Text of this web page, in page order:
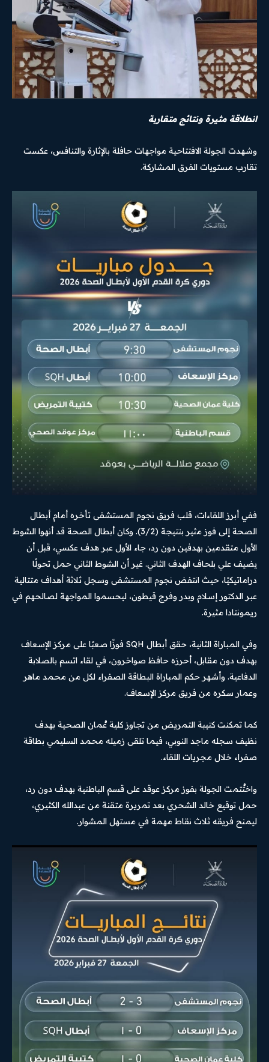
انطلاقة مثيرة ونتائج متقاربة
وشهدت الجولة الافتتاحية مواجهات حافلة بالإثارة والتنافس، عكست
تقارب مستويات الفرق المشاركة.
ففي أبرز اللقاءات، قلب فريق نجوم المستشفى تأخره أمام أبطال
الصحة إلى فوز مثير بنتيجة (3/2). وكان أبطال الصحة قد أنهوا الشوط
الأول متقدمين بهدفين دون رد، جاء الأول عبر هدف عكسي، قبل أن
يضيف علي بلحاف الهدف الثاني. غير أن الشوط الثاني حمل تحولًا
دراماتيكيًا، حيث انتفض نجوم المستشفى وسجل ثلاثة أهداف متتالية
عبر الدكتور إسلام وبدر وفرج قيطون، ليحسموا المواجهة لصالحهم في
ريمونتادا مثيرة.
وفي المباراة الثانية، حقق أبطال SQH فوزًا صعبًا على مركز الإسعاف
بهدف دون مقابل، أحرزه حافظ صواخرون، في لقاء اتسم بالصلابة
الدفاعية. وأشهر حكم المباراة البطاقة الصفراء لكل من محمد ماهر
وعمار سكره من فريق مركز الإسعاف.
كما تمكنت كتيبة التمريض من تجاوز كلية عُمان الصحية بهدف
نظيف سجله ماجد النوبي، فيما تلقى زميله محمد السليمي بطاقة
صفراء خلال مجريات اللقاء.
واختُتمت الجولة بفوز مركز عوقد على قسم الباطنية بهدف دون رد،
حمل توقيع خالد الشحري بعد تمريرة متقنة من عبدالله الكثيري،
ليمنح فريقه ثلاث نقاط مهمة في مستهل المشوار.